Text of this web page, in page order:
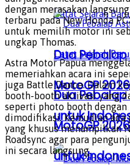
Dua
MotoGP
untuk
Dua
MotoGP
untuk
dengan merasakan
terbaru pada New Honda
untuk memilih motor ini
ungkap Thomas.
Astra Motor Papua
memeriahkan acara ini
juga Battle Dance. Dalam
booth-booth aktivasi yang
seperti photo booth dengan
dimodifikasi. Kemudian ada
yang khusus menampilkan
Roadsync agar para
ini secara langsung.